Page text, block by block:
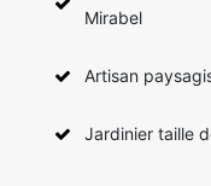
Mirabel
Artisan
Jardinier taille